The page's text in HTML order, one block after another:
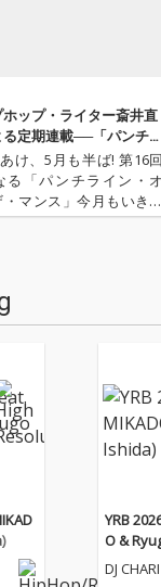
ホップ・ライター斎井直
る定期連載──「パンチラ
ブ・ザ・マンス」 第16
け、5月も半ば! 第16回
る「パンチライン・オ
・マンス」今月もいきま
月は初の映画特集とい
日本ではまだあまり耳
“Type …
YRB
O &
DJ CHARI